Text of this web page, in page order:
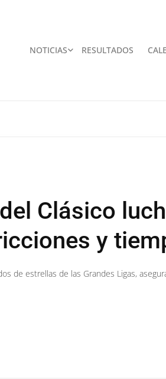
NOTICIAS RESULTADOS
Clásico
y
de estrellas de las Grandes Ligas,